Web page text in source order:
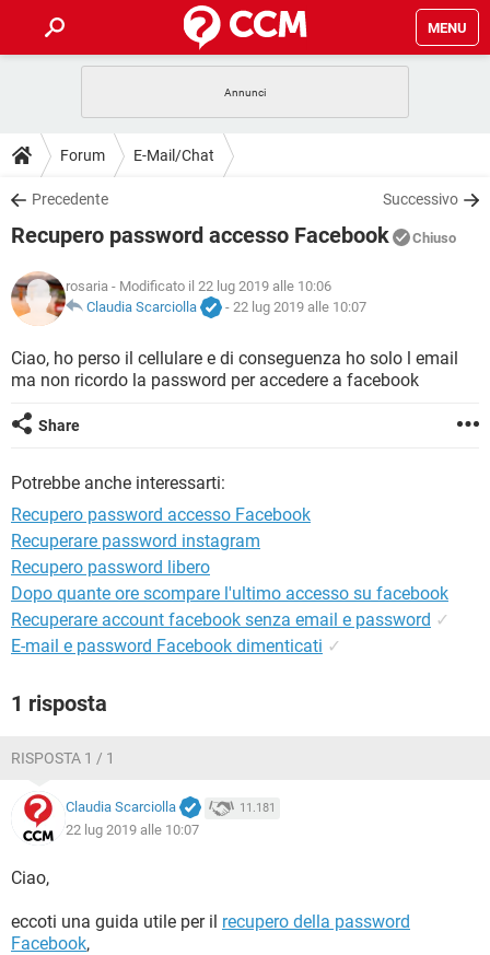
MENU
INTRATTENIMENTO
iOS
INSTAGRAM WHATSAPP
TIKTOK
HARDWARE
GUIDE
COVID-19
INSTAGRAM WHATSAPP
TIKTOK
HARDWARE
DOWNLOAD
COVID-19 GAMING
INTRATTENIMENTO
iOS WINDOWS 10
INSTAGRAM
TIKTOK FACEBOOK
HARDWARE
FORUM
COVID-19 GAMING
INTRATTENIMENTO
iOS WINDOWS 10
HARDWARE
GLOSSARIO
COVID-19
INTRATTENIMENTO ANDROID
iOS
HARDWARE
Forum E-Mail/Chat
Precedente Successivo
Recupero password accesso Facebook Chiuso
rosaria - Modificato il 22 lug 2019 alle 10:06
Claudia Scarciolla
- 22 lug 2019 alle 10:07
Ciao, ho perso il cellulare e di conseguenza ho solo l email
ma non ricordo la password per accedere a facebook
Share
Potrebbe anche interessarti:
Recupero password accesso Facebook
Recuperare password instagram
Recupero password libero
Dopo quante ore scompare l'ultimo accesso su facebook
Recuperare account facebook senza email e password ✓
E-mail e password Facebook dimenticati ✓
1 risposta
RISPOSTA 1 / 1
Claudia Scarciolla 11.181
22 lug 2019 alle 10:07
Ciao,
eccoti una guida utile per il recupero della password
Facebook,